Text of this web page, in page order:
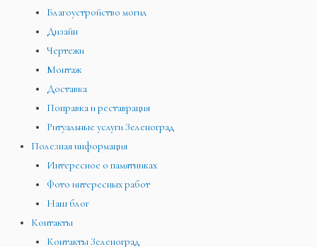
Благоустройство могил
Дизайн
Чертежи
Монтаж
Доставка
Поправка и реставрация
Ритуальные услуги Зеленоград
Полезная информация
Интересное о памятниках
Фото интересных работ
Наш блог
Контакты
Контакты Зеленоград